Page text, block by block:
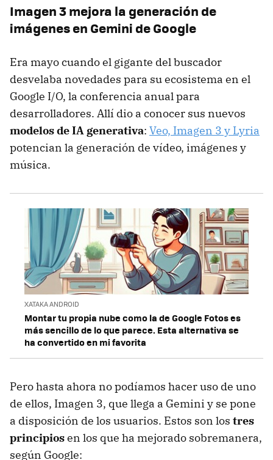
Imagen 3 mejora la generación de
imágenes en Gemini de Google
Era mayo cuando el gigante del buscador
desvelaba novedades para su ecosistema en el
Google I/O, la conferencia anual para
desarrolladores. Allí dio a conocer sus nuevos
modelos de IA generativa: Veo, Imagen 3 y Lyria
potencian la generación de vídeo, imágenes y
música.
XATAKA ANDROID
Montar tu propia nube como la de Google Fotos es
más sencillo de lo que parece. Esta alternativa se
ha convertido en mi favorita
Pero hasta ahora no podíamos hacer uso de uno
de ellos, Imagen 3, que llega a Gemini y se pone
a disposición de los usuarios. Estos son los tres
principiosen los que ha mejorado sobremanera,
según Google: